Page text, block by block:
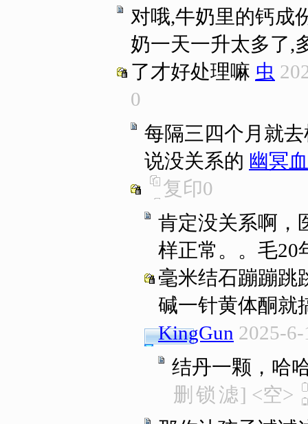
对哦,牛奶里的钙成
奶一天一升太多了,
了才好处理嘛 虫
0
每隔三四个月就
说没关系的 幽冥
复印0
肯定没关系啊，
样正常。。毛20
毫米结石蹦蹦跳
碱一针黄体酮就
KingGun 2025-
结丹一颗，哈
删 锁 滤] <空>